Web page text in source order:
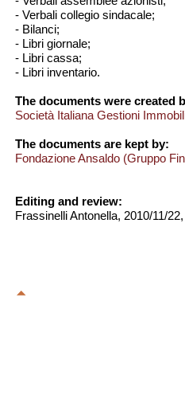
- Verbali collegio sindacale;
- Bilanci;
- Libri giornale;
- Libri cassa;
- Libri inventario.
The documents were created
Società Italiana Gestioni
The documents are kept by:
Fondazione Ansaldo (Gruppo
Editing and review:
Frassinelli Antonella, 2010/11/